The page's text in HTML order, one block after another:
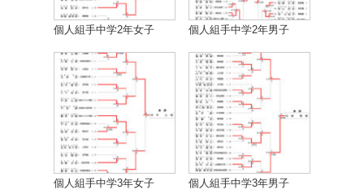
個人組手中学2年女子 個人組手中学2年男子
個人組手中学3年女子 個人組手中学3年男子